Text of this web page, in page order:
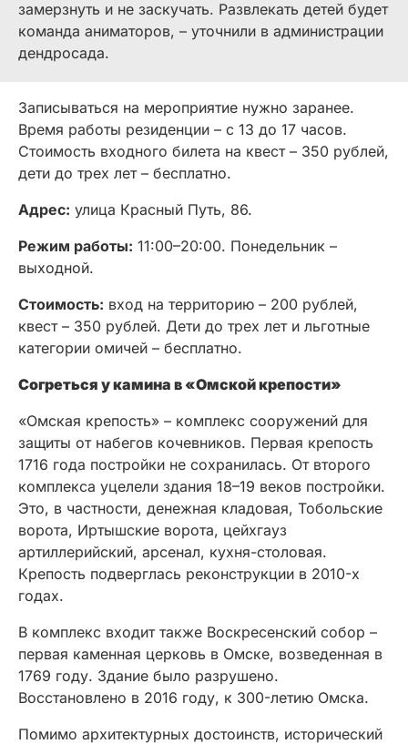
замерзнуть и не заскучать. Развлекать детей будет
команда аниматоров, – уточнили в администрации
дендросада.
Записываться на мероприятие нужно заранее.
Время работы резиденции – с 13 до 17 часов.
Стоимость входного билета на квест – 350 рублей,
дети до трех лет – бесплатно.
Адрес: улица Красный Путь, 86.
Режим работы: 11:00–20:00. Понедельник –
выходной.
Стоимость: вход на территорию – 200 рублей,
квест – 350 рублей. Дети до трех лет и льготные
категории омичей – бесплатно.
Согреться у камина в «Омской крепости»
«Омская крепость» – комплекс сооружений для
защиты от набегов кочевников. Первая крепость
1716 года постройки не сохранилась. От второго
комплекса уцелели здания 18–19 веков постройки.
Это, в частности, денежная кладовая, Тобольские
ворота, Иртышские ворота, цейхгауз
артиллерийский, арсенал, кухня-столовая.
Крепость подверглась реконструкции в 2010-х
годах.
В комплекс входит также Воскресенский собор –
первая каменная церковь в Омске, возведенная в
1769 году. Здание было разрушено.
Восстановлено в 2016 году, к 300-летию Омска.
Помимо архитектурных достоинств, исторический